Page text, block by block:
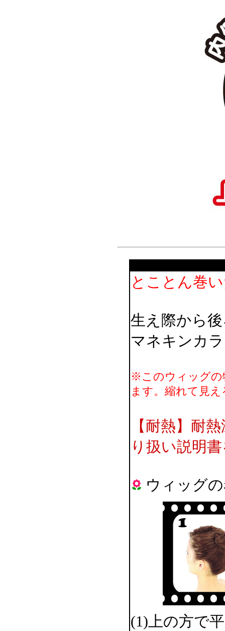
とことん巻
生え際から
マネキンカ
※このウィッグの
ます。縮れて見
【耐熱】耐
り扱い説明
ウィッグ
(1)上の方で